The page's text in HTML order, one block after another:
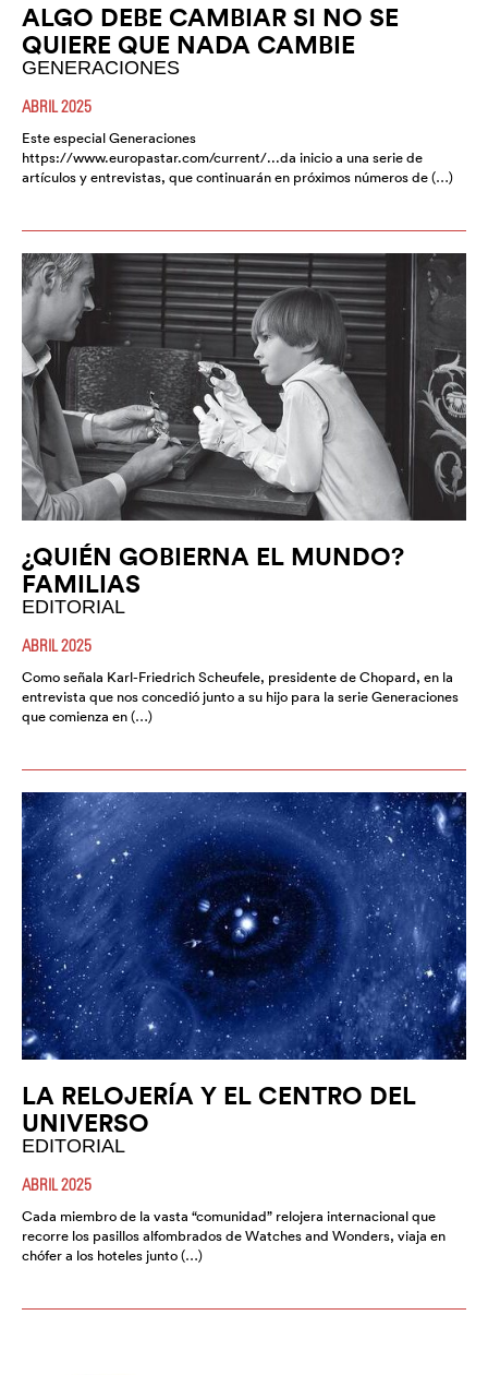
ALGO DEBE CAMBIAR SI NO SE
QUIERE QUE NADA CAMBIE
GENERACIONES
ABRIL 2025
Este especial Generaciones
https://www.europastar.com/current/...da inicio a una serie de
artículos y entrevistas, que continuarán en próximos números de (…)
¿QUIÉN GOBIERNA EL MUNDO?
FAMILIAS
EDITORIAL
ABRIL 2025
Como señala Karl-Friedrich Scheufele, presidente de Chopard, en la
entrevista que nos concedió junto a su hijo para la serie Generaciones
que comienza en (…)
LA RELOJERÍA Y EL CENTRO DEL
UNIVERSO
EDITORIAL
ABRIL 2025
Cada miembro de la vasta “comunidad” relojera internacional que
recorre los pasillos alfombrados de Watches and Wonders, viaja en
chófer a los hoteles junto (…)